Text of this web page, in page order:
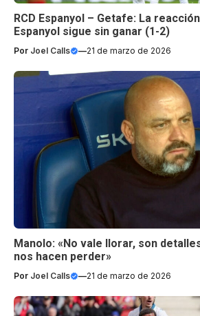
RCD Espanyol – Getafe: La
Espanyol sigue sin ganar (1-2)
Por Joel Calls —21 de marzo de 2026
Manolo: «No vale llorar, son
nos hacen perder»
Por Joel Calls —21 de marzo de 2026